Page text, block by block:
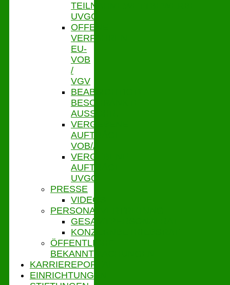
TEILNAHMEWETTBEWERBE
UVGO
OFFENE
VERFAHREN
EU-
VOB
/
VGV
BEABSICHTIGTE
BESCHRÄNKTE
AUSSCHR.
VERGEBENE
AUFTRÄGE
VOB/A
VERGEBENE
AUFTRÄGE
UVGO
PRESSE
VIDEOS
PERSONALVERTRETUNG
GESAMTPERSONALRAT
KONZERNBETRIEBSRAT
ÖFFENTLICHE
BEKANNTMACHUNGEN
KARRIEREPORTAL
EINRICHTUNGEN